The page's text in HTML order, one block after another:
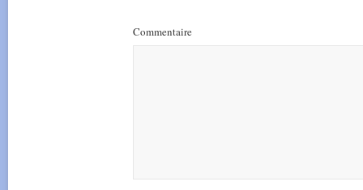
Commentaire